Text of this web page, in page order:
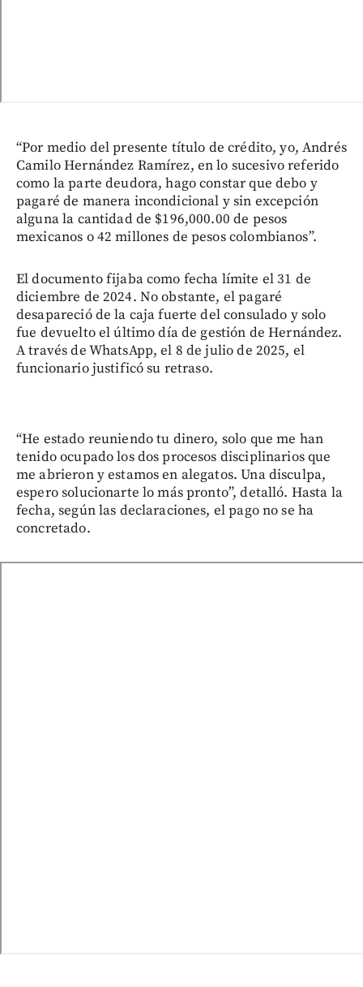
“Por medio del presente título de crédito, yo, Andrés
Camilo Hernández Ramírez, en lo sucesivo referido
como la parte deudora, hago constar que debo y
pagaré de manera incondicional y sin excepción
alguna la cantidad de $196,000.00 de pesos
mexicanos o 42 millones de pesos colombianos”.
El documento fijaba como fecha límite el 31 de
diciembre de 2024. No obstante, el pagaré
desapareció de la caja fuerte del consulado y solo
fue devuelto el último día de gestión de Hernández.
A través de WhatsApp, el 8 de julio de 2025, el
funcionario justificó su retraso.
“He estado reuniendo tu dinero, solo que me han
tenido ocupado los dos procesos disciplinarios que
me abrieron y estamos en alegatos. Una disculpa,
espero solucionarte lo más pronto”, detalló. Hasta la
fecha, según las declaraciones, el pago no se ha
concretado.